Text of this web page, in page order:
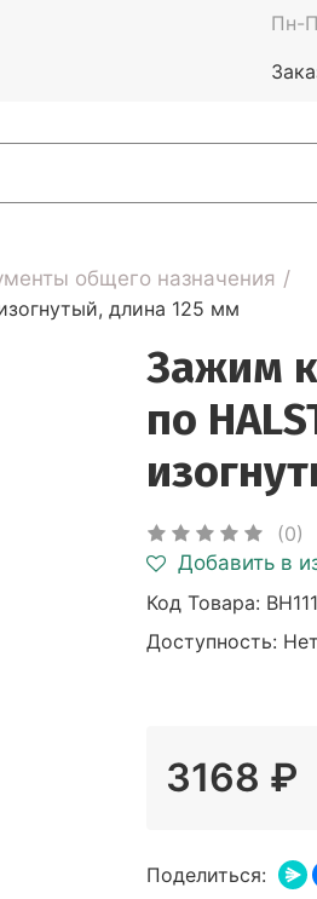
Пн-
общего назначения
длина 125 мм
Зажим
по
(0)
Добавить в
Код Товара:
Доступность:
3168 ₽
Поделиться: